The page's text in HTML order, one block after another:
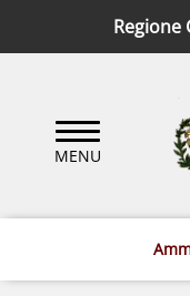
Regione